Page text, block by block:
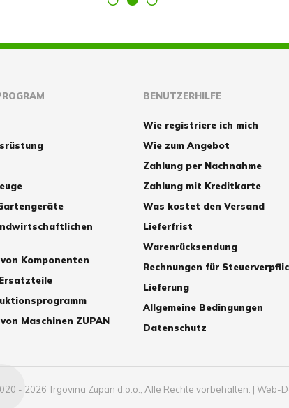
Komponenten
Maschinen ZUPAN
BENUTZERHILFE
Wie registriere ich mich
Wie zum Angebot
Zahlung per Nachnahme
Zahlung mit Kreditkarte
Was kostet den Versand
Lieferfrist
Warenrücksendung
Rechnungen für
Lieferung
Allgemeine Bedingungen
Datenschutz
- 2026 Trgovina Zupan d.o.o., Alle Rechte vorbehalten. | Web-